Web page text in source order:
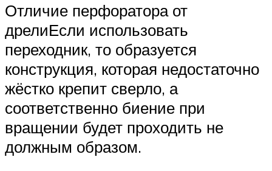
Отличие перфоратора от
дрелиЕсли использовать
переходник, то образуется
конструкция, которая недостаточно
жёстко крепит сверло, а
соответственно биение при
вращении будет проходить не
должным образом.